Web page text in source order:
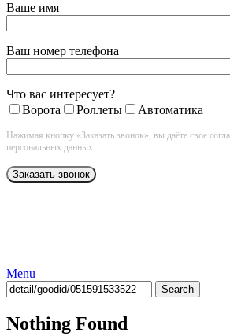
Ваше имя
Ваш номер телефона
Что вас интересует?
Ворота
Роллеты Автоматика
Нажимая кнопку «Заказать звонок», вы даёте свое
персональных данных
Menu
Search
Nothing Found